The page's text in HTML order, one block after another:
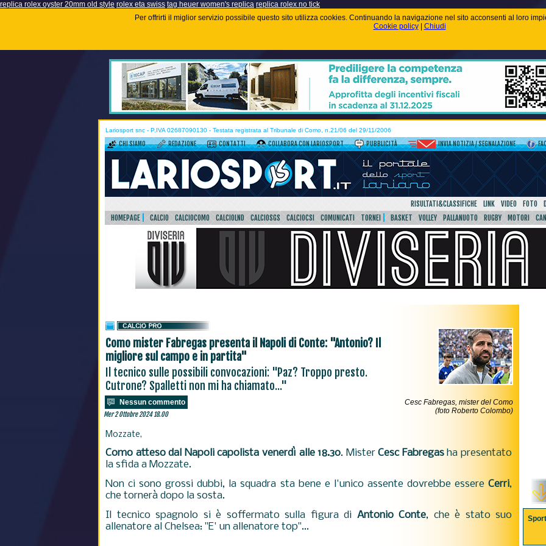
replica rolex oyster 20mm old style rolex eta swiss tag heuer women's replica replica rolex no tick
Per offrirti il miglior servizio possibile questo sito utilizza cookies. Continuando la navigazione nel sito acconsenti al loro
Cookie policy| Chiudi
Lariosport snc - P.IVA 02687090130 - Testata registrata al Tribunale di Como, n.21/06 del 29/11/2006
CHI SIAMO REDAZIONE CONTATTI COLLABORA CON LARIOSPORT PUBBLICITÀ INVIA NOTIZIA / SEGNALAZIONE
RISULTATI&CLASSIFICHE LINK VIDEO FOTO
HOMEPAGE
CALCIO CALCIOCOMO CALCIOLND CALCIOSGS CALCIOCSI COMUNICATI TORNEI BASKET VOLLEY PALLANUOTO RUGBY MOTORI
Como mister Fabregas presenta il Napoli di Conte: "Antonio? Il
migliore sul campo e in partita"
Il tecnico sulle possibili convocazioni: "Paz? Troppo presto.
Cutrone? Spalletti non mi ha chiamato..."
Nessun commento
Mer 2 Ottobre 2024 18.00
Cesc Fabregas, mister del Como
(foto Roberto Colombo)
Mozzate,
Como atteso dal Napoli capolista venerdì alle 18.30. MisterCesc Fabregasha presentato
la sfida a Mozzate.
Non ci sono grossi dubbi, la squadra sta bene e l'unico assente dovrebbe essere Cerri,
che tornerà dopo la sosta.
Il tecnico spagnolo si è soffermato sulla figura di Antonio Conte, che è stato suo
allenatore al Chelsea: "E' un allenatore top"...
Sport